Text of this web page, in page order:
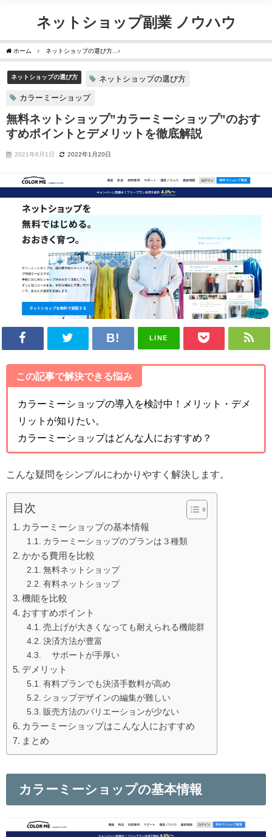
ネットショップ副業 ノウハウ
ホーム ネットショップの選び方
ネットショップの選び方 ネットショップの選び方
カラーミーショップ
無料ネットショップ”カラーミーショップ”のおす
すめポイントとデメリットを徹底解説
2021年6月1日 2022年1月20日
LINE
この記事で解決できる悩み
カラーミーショップの導入を検討中！メリット・デメ
リットが知りたい。
カラーミーショップはどんな人におすすめ？
こんな疑問をシンプルにわかりやすく解決します。
目次
カラーミーショップの基本情報
カラーミーショップのプランは３種類
かかる費用を比較
無料ネットショップ
有料ネットショップ
機能を比較
おすすめポイント
売上げが大きくなっても耐えられる機能群
決済方法が豊富
サポートが手厚い
デメリット
有料プランでも決済手数料が高め
ショップデザインの編集が難しい
販売方法のバリエーションが少ない
カラーミーショップはこんな人におすすめ
まとめ
カラーミーショップの基本情報